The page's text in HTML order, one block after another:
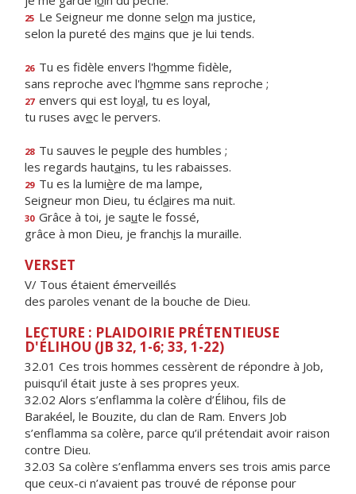
25 Le Seigneur me donne selon ma justice,
selon la pureté des mains que je lui tends.
26 Tu es fidèle envers l'homme fidèle,
sans reproche avec l'homme sans reproche ;
27 envers qui est loyal, tu es loyal,
tu ruses avec le pervers.
28 Tu sauves le peuple des humbles ;
les regards hautains, tu les rabaisses.
29 Tu es la lumière de ma lampe,
Seigneur mon Dieu, tu éclaires ma nuit.
30 Grâce à toi, je saute le fossé,
grâce à mon Dieu, je franchis la muraille.
VERSET
V/ Tous étaient émerveillés
des paroles venant de la bouche de Dieu.
LECTURE : PLAIDOIRIE PRÉTENTIEUSE
D'ÉLIHOU (JB 32, 1-6; 33, 1-22)
32.01 Ces trois hommes cessèrent de répondre à Job,
puisqu’il était juste à ses propres yeux.
32.02 Alors s’enflamma la colère d’Élihou, fils de
Barakéel, le Bouzite, du clan de Ram. Envers Job
s’enflamma sa colère, parce qu’il prétendait avoir raison
contre Dieu.
32.03 Sa colère s’enflamma envers ses trois amis parce
que ceux-ci n’avaient pas trouvé de réponse pour